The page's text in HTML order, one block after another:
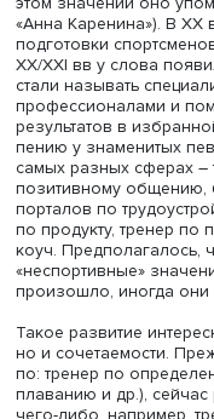
Некоторые из этих
расширили свое
Слово редактор в
обязанностей
профессионала,
смысловой
поиском внешних
написанием статей
на сайт, ответами
подтверждается
словоупотребления.
Слово тренер
готовившего
этом значении оно
«Анна Каренина»). В
подготовки